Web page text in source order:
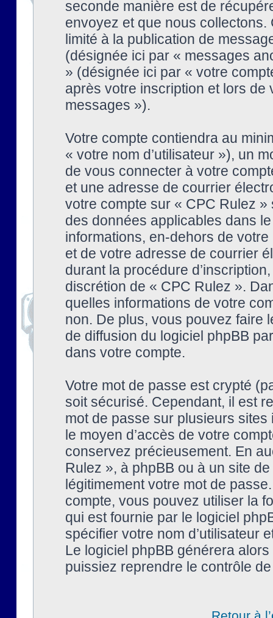
seconde manière est de
envoyez et que nous collectons.
limité à la publication de
(désignée ici par « messages
» (désignée ici par « votre
après votre inscription et lors
messages »).
Votre compte contiendra au
« votre nom d’utilisateur »), un
de vous connecter à votre
et une adresse de courrier
votre compte sur « CPC Rulez
des données applicables dans
informations, en-dehors de
et de votre adresse de courrier
durant la procédure
discrétion de « CPC Rulez ».
quelles informations de votre
non. De plus, vous pouvez faire
de diffusion du logiciel phpBB
dans votre compte.
Votre mot de passe est crypté
soit sécurisé. Cependant, il est
mot de passe sur plusieurs
le moyen d’accès de votre
conservez précieusement. En
Rulez », à phpBB ou à un site
légitimement votre mot de
compte, vous pouvez utiliser la
qui est fournie par le logiciel
spécifier votre nom d’utilisateur
Le logiciel phpBB générera
puissiez reprendre le contrôle